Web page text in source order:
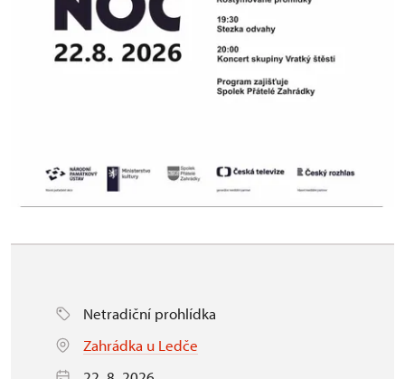
Netradiční prohlídka
Zahrádka u Ledče